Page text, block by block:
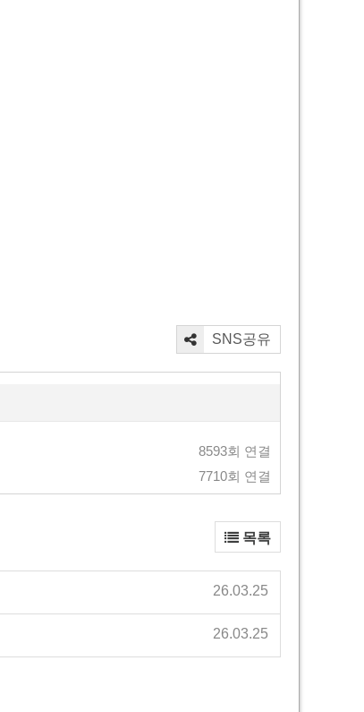
SNS공유
8593회 연결
7710회 연결
목록
26.03.25
26.03.25